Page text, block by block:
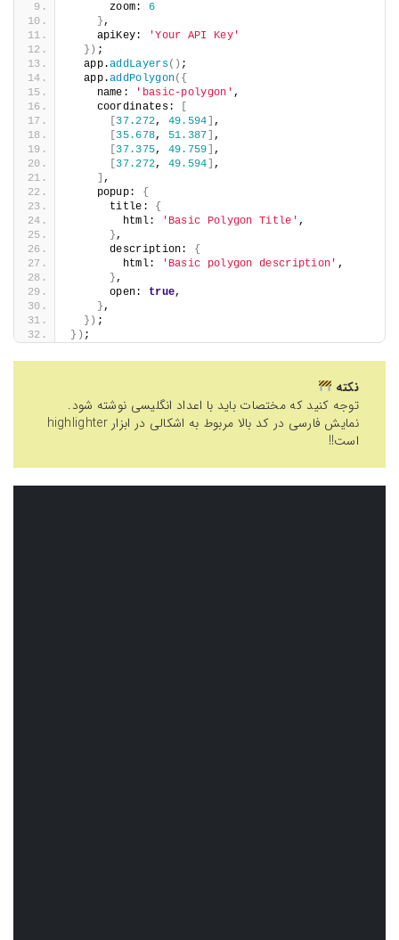
      zoom:
6
},
    apiKey:
'Your API Key'
} ) ;
  app.
addLayers( ) ;
  app.
addPolygon( {
    name:
'basic-polygon' ,
    coordinates:
37.272, 49.594
,
35.678, 51.387
,
37.375, 49.759
,
37.272, 49.594
,
,
    popup:
{
      title:
{
        html:
'Basic Polygon Title' ,
},
      description:
{
        html:
'Basic polygon description' ,
},
      open:
true,
},
} ) ;
} ) ;
نکته
توجه کنید که مختصات باید با اعداد انگلیسی نوشته شود.
نمایش فارسی در کد بالا مربوط به اشکالی در ابزار highlighter
است!!